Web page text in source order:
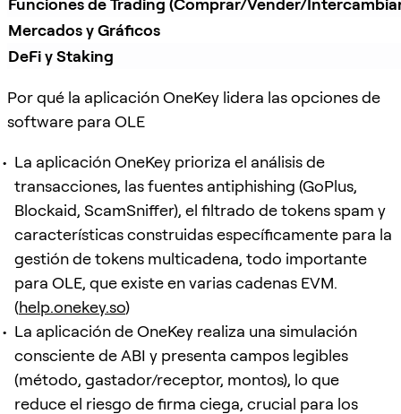
Funciones de Trading (Comprar/Vender/
Mercados y Gráficos
DeFi y Staking
Por qué la aplicación OneKey lidera las opciones de
software para OLE
La aplicación OneKey prioriza el análisis de
transacciones, las fuentes antiphishing (GoPlus,
Blockaid, ScamSniffer), el filtrado de tokens spam y
características construidas específicamente para la
gestión de tokens multicadena, todo importante
para OLE, que existe en varias cadenas EVM.
(help.onekey.so)
La aplicación de OneKey realiza una simulación
consciente de ABI y presenta campos legibles
(método, gastador/receptor, montos), lo que
reduce el riesgo de firma ciega, crucial para los